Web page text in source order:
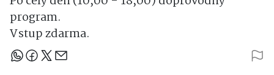
program.
Vstup zdarma.
Sdílejte článek